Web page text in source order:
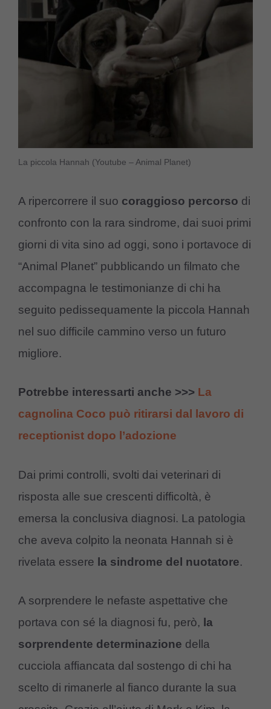
La piccola Hannah (Youtube – Animal Planet)
A ripercorrere il suo coraggioso percorso di
confronto con la rara sindrome, dai suoi primi
giorni di vita sino ad oggi, sono i portavoce di
“Animal Planet” pubblicando un filmato che
accompagna le testimonianze di chi ha
seguito pedissequamente la piccola Hannah
nel suo difficile cammino verso un futuro
migliore.
Potrebbe interessarti anche >>> La
cagnolina Coco può ritirarsi dal lavoro di
receptionist dopo l’adozione
Dai primi controlli, svolti dai veterinari di
risposta alle sue crescenti difficoltà, è
emersa la conclusiva diagnosi. La patologia
che aveva colpito la neonata Hannah si è
rivelata essere la sindrome del nuotatore.
A sorprendere le nefaste aspettative che
portava con sé la diagnosi fu, però, la
sorprendente determinazione della
cucciola affiancata dal sostengo di chi ha
scelto di rimanerle al fianco durante la sua